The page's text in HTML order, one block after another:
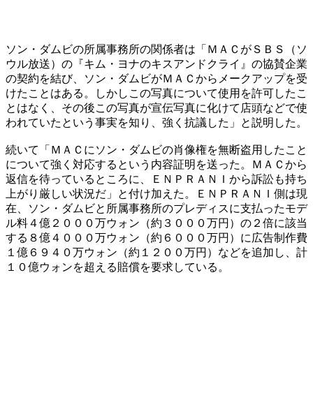
ソン・ダムビの所属事務所の関係者は「ＭＡＣがＳＢＳ（ソ
ウル放送）の『キム・ヨナのキスアンドクライ』の協賛企業
の契約を結び、ソン・ダムビがＭＡＣからメークアップを受
けたことはある。しかしこの写真について使用を許可したこ
とはなく、その後この写真が宣伝写真に化けて店頭などで使
われていたという事実を知り、強く抗議した」と説明した。
続いて「ＭＡＣにソン・ダムビの肖像権を無断盗用したこと
について強く対応するという内容証明を送った。ＭＡＣから
返信を待っているところに、ＥＮＰＲＡＮＩから訴訟も持ち
上がり厳しい状況だ」と付け加えた。ＥＮＰＲＡＮＩ側は現
在、ソン・ダムビと所属事務所のプレディスに支払ったモデ
ル料４億２０００万ウォン（約３０００万円）の２倍に該当
する８億４０００万ウォン（約６０００万円）に広告制作費
１億６９４０万ウォン（約１２００万円）などを追加し、計
１０億ウォンを超える賠償を要求している。